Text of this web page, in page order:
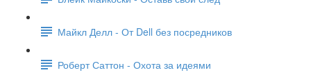
Майкл Делл - От Dell без посредников
Роберт Саттон - Охота за идеями